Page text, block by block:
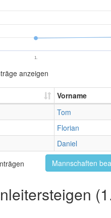
1.
anzeigen
Vorname
Tom
Florian
Daniel
Mannschaften